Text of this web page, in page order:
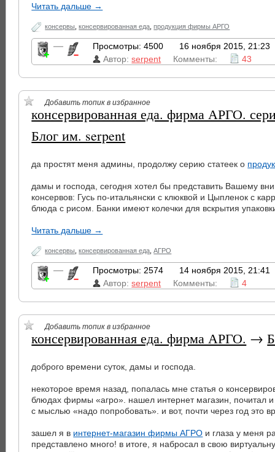
Читать дальше →
консервы ,консервированная еда ,продукция фирмы АРГО
— Просмотры: 4500
16 ноября 2015, 21:23
Автор:serpent Комменты: 43
Добавить топик в избранное
консервированная еда. фирма АРГО.
Блог им. serpent
да простят меня админы, продолжу серию статеек о
дамы и господа, сегодня хотел бы представить Вашему
консервов: Гусь по-итальянски с клюквой и Цыпленок с
блюда с рисом. Банки имеют колечки для вскрытия
Читать дальше →
консервы ,консервированная еда ,АГРО
— Просмотры: 2574
14 ноября 2015, 21:41
Автор:serpent Комменты: 4
Добавить топик в избранное
консервированная еда. фирма АРГО. →
доброго времени суток, дамы и господа.
некоторое время назад, попалась мне статья о
блюдах фирмы «агро». нашел интернет магазин, почитал и
с мыслью «надо попробовать». и вот, почти через год это
зашел я в интернет-магазин фирмы АГРО и глаза у меня
представлено много! в итоге, я набросал в свою